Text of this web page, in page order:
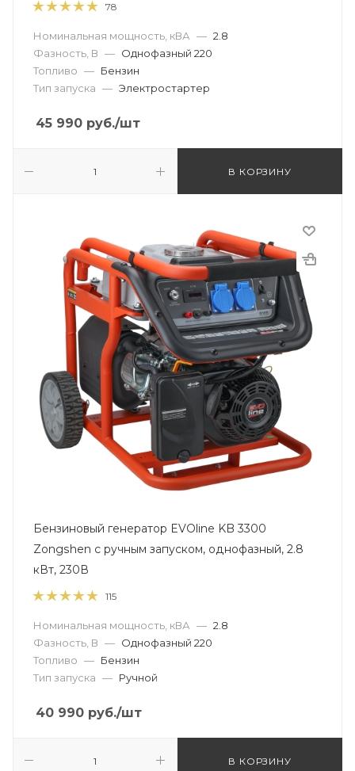
78
Номинальная мощность, кВА — 2.8
Фазность, В — Однофазный 220
Топливо — Бензин
Тип запуска — Электростартер
45 990 руб./шт
В КОРЗИНУ
Бензиновый генератор EVOline KB 3300
Zongshen с ручным запуском, однофазный, 2.8
кВт, 230В
115
Номинальная мощность, кВА — 2.8
Фазность, В — Однофазный 220
Топливо — Бензин
Тип запуска — Ручной
40 990 руб./шт
В КОРЗИНУ